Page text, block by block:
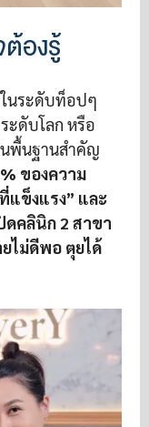
องรู้
นระดับท็อปๆ
ะดับโลก หรือ
นพื้นฐานสำคัญ
ของความ
แข็งแรง” และ
ดคลินิก 2 สาขา
ไม่ดีพอ ตุยได้